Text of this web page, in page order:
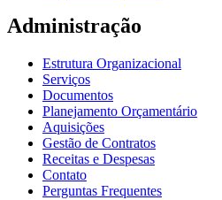
Administração
Estrutura Organizacional
Serviços
Documentos
Planejamento Orçamentário
Aquisições
Gestão de Contratos
Receitas e Despesas
Contato
Perguntas Frequentes